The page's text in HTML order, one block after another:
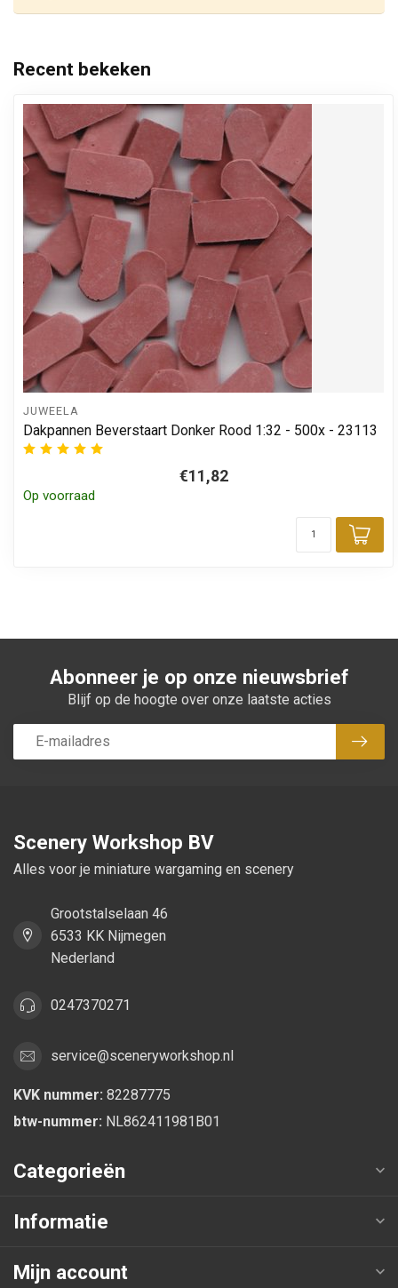
Recent bekeken
JUWEELA
Dakpannen Beverstaart Donker Rood 1:32 - 500x - 23113
€11,82
Op voorraad
Abonneer je op onze nieuwsbrief
Blijf op de hoogte over onze laatste acties
Scenery Workshop BV
Alles voor je miniature wargaming en scenery
Grootstalselaan 46
6533 KK Nijmegen
Nederland
0247370271
service@sceneryworkshop.nl
KVK nummer: 82287775
btw-nummer: NL862411981B01
Categorieën
Informatie
Mijn account